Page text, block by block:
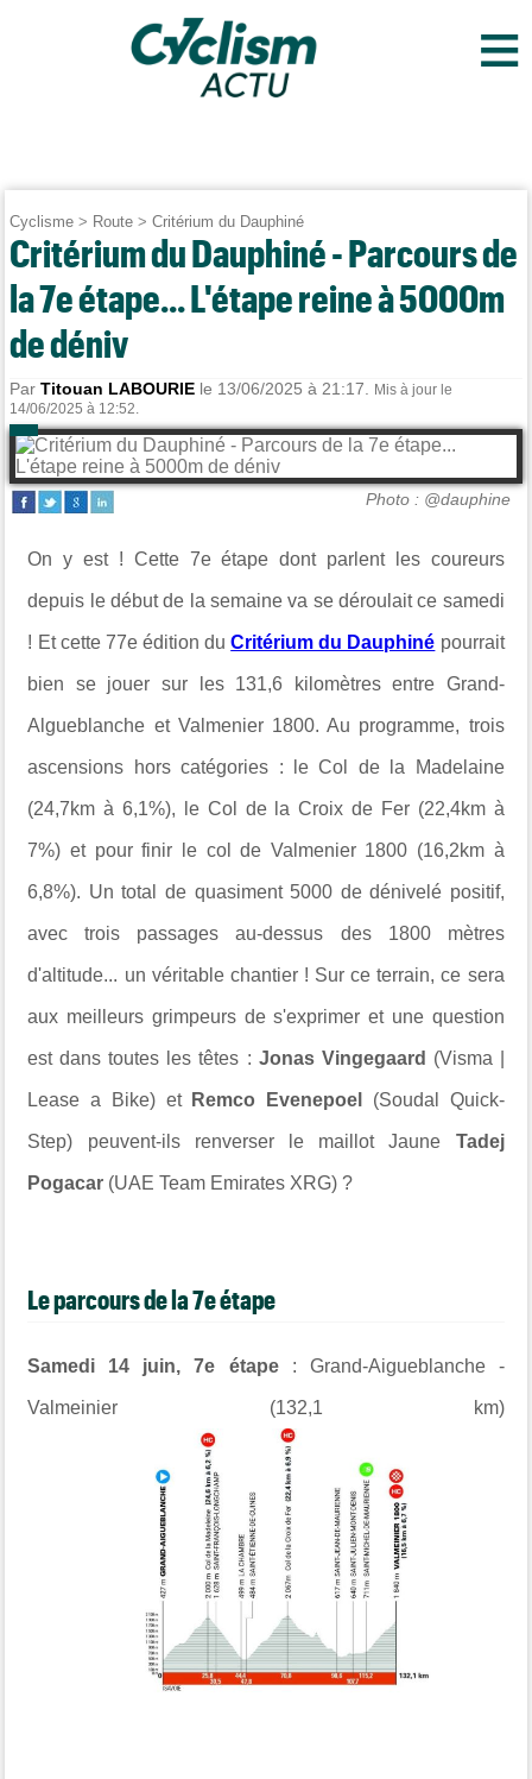
≡
Cyclisme > Route >Critérium du Dauphiné
Critérium du Dauphiné - Parcours de
la 7e étape... L'étape reine à 5000m
de déniv
ParTitouan LABOURIE le 13/06/2025 à 21:17.
Mis à jour le
14/06/2025 à 12:52.
Photo : @dauphine
On y est ! Cette 7e étape dont parlent les coureurs
depuis le début de la semaine va se déroulait ce samedi
! Et cette 77e édition duCritérium du Dauphiné pourrait
bien se jouer sur les 131,6 kilomètres entre Grand-
Algueblanche et Valmenier 1800. Au programme, trois
ascensions hors catégories : le Col de la Madelaine
(24,7km à 6,1%), le Col de la Croix de Fer (22,4km à
7%) et pour finir le col de Valmenier 1800 (16,2km à
6,8%). Un total de quasiment 5000 de dénivelé positif,
avec trois passages au-dessus des 1800 mètres
d'altitude... un véritable chantier ! Sur ce terrain, ce sera
aux meilleurs grimpeurs de s'exprimer et une question
est dans toutes les têtes : Jonas Vingegaard (Visma |
Lease a Bike) et Remco Evenepoel (Soudal Quick-
Step) peuvent-ils renverser le maillot Jaune Tadej
Pogacar (UAE Team Emirates XRG) ?
Le parcours de la 7e étape
Samedi 14 juin, 7e étape: Grand-Aigueblanche-
Valmeinier (132,1 km)